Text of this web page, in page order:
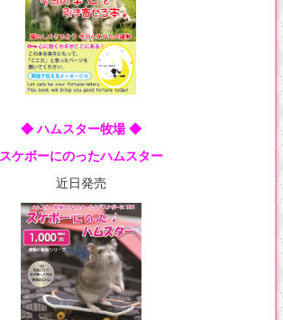
◆ ハムスター牧場 ◆
スケボーにのったハムスター
近日発売